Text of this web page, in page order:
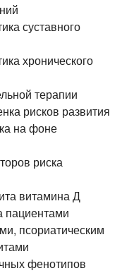
суставного
хронического
терапии
рисков развития
на фоне
риска
витамина Д
пациентами
псориатическим
фенотипов